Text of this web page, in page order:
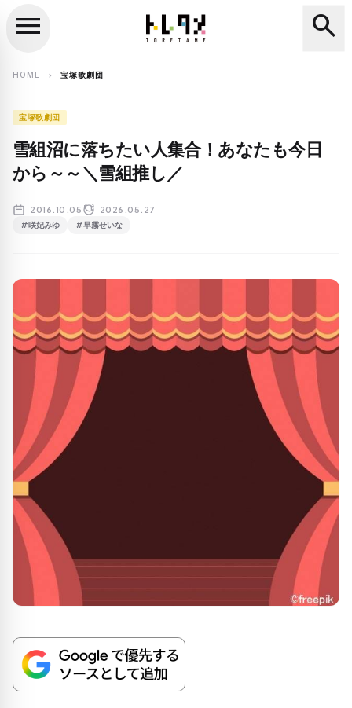
search
menu search
HOME chevron_right 宝塚歌劇団
宝塚歌劇団
雪組沼に落ちたい人集合！あなたも今日
から～～＼雪組推し／
2016.10.05 2026.05.27
#咲妃みゆ #早霧せいな